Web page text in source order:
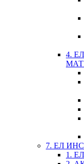
4.
7. ЕЛ
1.